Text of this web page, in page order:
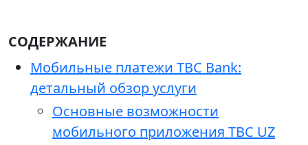
СОДЕРЖАНИЕ
Мобильные платежи TBC Bank:
детальный обзор услуги
Основные возможности
мобильного приложения TBC UZ